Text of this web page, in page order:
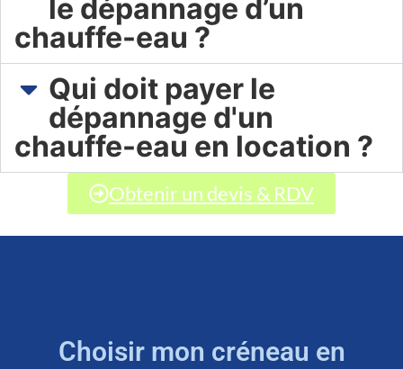
le dépannage d’un
chauffe-eau ?
Qui doit payer le
dépannage d'un
chauffe-eau en location ?
Obtenir un devis & RDV
Choisir mon créneau en